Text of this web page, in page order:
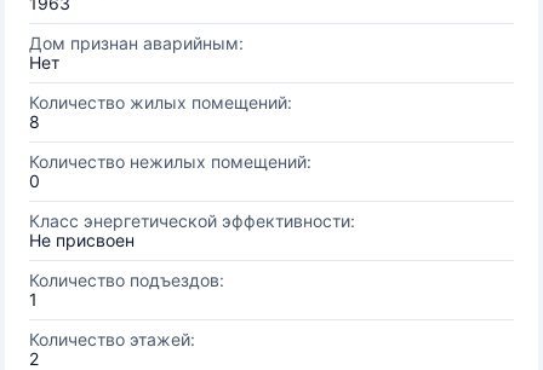
Дом признан аварийным:
Нет
Количество жилых помещений:
8
Количество нежилых помещений:
0
Класс энергетической эффективности:
Не присвоен
Количество подъездов:
1
Количество этажей:
2